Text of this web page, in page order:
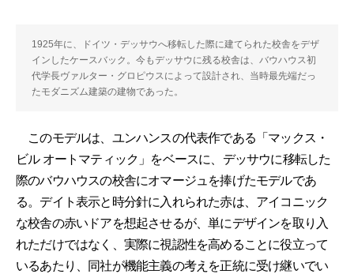
1925年に、ドイツ・デッサウへ移転した際に建てられた校舎をデザ
インしたケースバック。今もデッサウに残る校舎は、バウハウス初
代学長ヴァルター・グロピウスによって設計され、当時最先端だっ
たモダニズム建築の建物であった。
このモデルは、ユンハンスの代表作である「マックス・
ビル オートマティック」をベースに、デッサウに移転した
際のバウハウスの校舎にオマージュを捧げたモデルであ
る。デイト表示と時分針に入れられた赤は、アイコニック
な校舎の赤いドアを想起させるが、単にデザインを取り入
れただけではなく、実際に視認性を高めることに役立って
いるあたり、同社が機能主義の考えを正統に受け継いでい